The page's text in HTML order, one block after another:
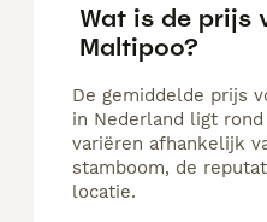
Wat is de prijs
Maltipoo?
De gemiddelde prijs
in Nederland ligt rond
variëren afhankelijk
stamboom, de
locatie.